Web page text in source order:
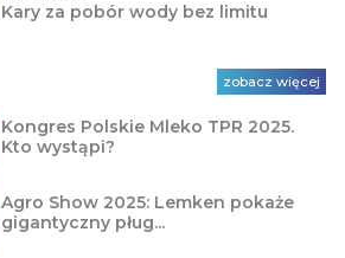
Kary za pobór wody bez limitu
zobacz więcej
Kongres Polskie Mleko TPR 2025.
Kto wystąpi?
Agro Show 2025: Lemken pokaże
gigantyczny pług...